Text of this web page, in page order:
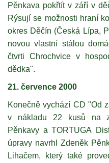
Pěnkava pokřtít v září v
Rýsují se možnosti hraní
okres Děčín (Česká Lípa,
novou vlastní stálou
čtvrti Chrochvice v
dědka".
21. července 2000
Konečně vychází CD "Od
v nákladu 22 kusů na
Pěnkavy a TORTUGA
úpravy navrhl Zdeněk
Lihačem, který také